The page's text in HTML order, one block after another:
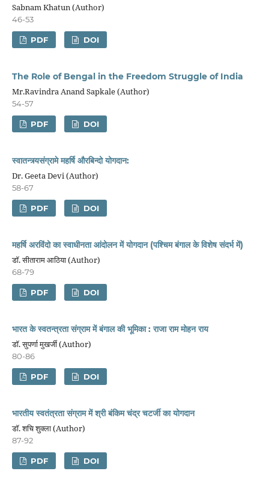
Sabnam Khatun (Author)
46-53
PDF DOI
The Role of Bengal in the Freedom Struggle of India
Mr.Ravindra Anand Sapkale (Author)
54-57
PDF DOI
स्वातन्त्र्यसंग्रामे महर्षि औरबिन्दो योगदान:
Dr. Geeta Devi (Author)
58-67
PDF DOI
महर्षि अरविंदो का स्वाधीनता आंदोलन में योगदान (पश्चिम बंगाल के विशेष संदर्भ में)
डॉ. सीताराम आठिया (Author)
68-79
PDF DOI
भारत के स्वतन्त्रता संग्राम में बंगाल की भूमिका : राजा राम मोहन राय
डॉ. सुपर्णा मुखर्जी (Author)
80-86
PDF DOI
भारतीय स्वतंत्रता संग्राम में श्री बंकिम चंद्र चटर्जी का योगदान
डॉ. शचि शुक्ला (Author)
87-92
PDF DOI